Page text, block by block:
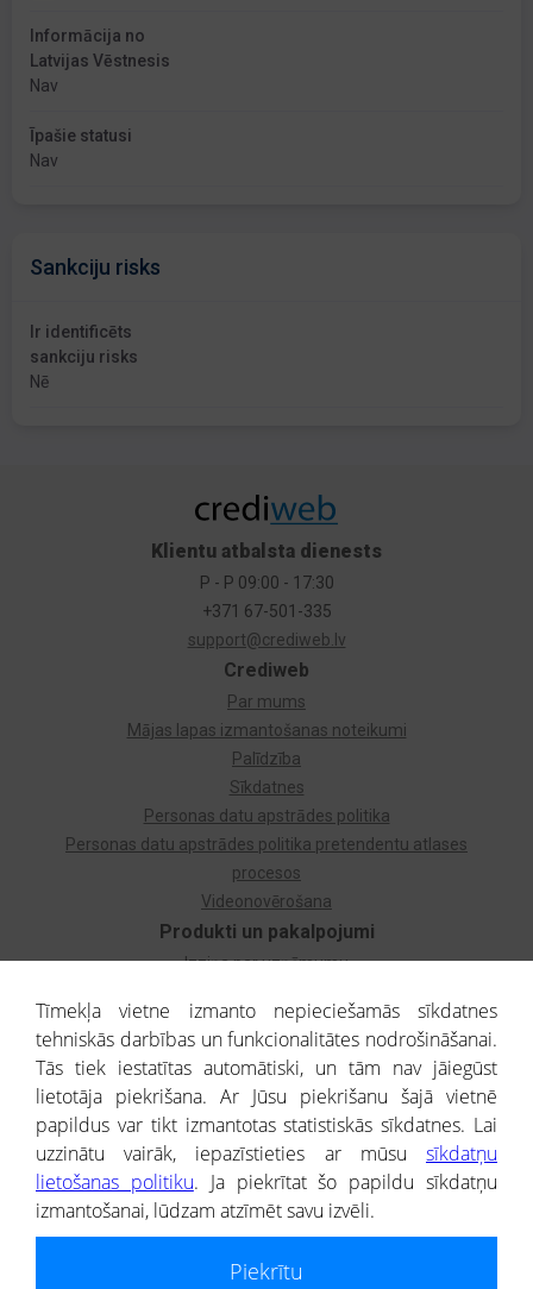
Informācija no
Latvijas Vēstnesis
Nav
Īpašie statusi
Nav
Sankciju risks
Ir identificēts
sankciju risks
Nē
Produkti un pakalpojumi
Izziņa par uzņēmumu
Dzimtas koks
Uzņēmumu atlase
Monitorings
Kredītizziņa par ārvalstu uzņēmumiem
Crediweb
Par mums
Mājas lapas izmantošanas noteikumi
Palīdzība
Sīkdatnes
Personas datu apstrādes politika
Personas datu apstrādes politika pretendentu atlases
procesos
Videonovērošana
Klientu atbalsta dienests
P - P 09:00 - 17:30
+371 67-501-335
support@crediweb.lv
® CREDITREFORM Latvija
SIA
Tīmekļa vietne izmanto nepieciešamās sīkdatnes
tehniskās darbības un funkcionalitātes nodrošināšanai.
Tās tiek iestatītas automātiski, un tām nav jāiegūst
lietotāja piekrišana. Ar Jūsu piekrišanu šajā vietnē
papildus var tikt izmantotas statistiskās sīkdatnes. Lai
uzzinātu vairāk, iepazīstieties ar mūsu sīkdatņu
lietošanas politiku. Ja piekrītat šo papildu sīkdatņu
izmantošanai, lūdzam atzīmēt savu izvēli.
Piekrītu